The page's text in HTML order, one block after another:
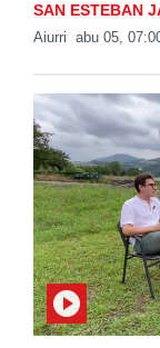
SAN ESTEBAN
Aiurri abu 05,